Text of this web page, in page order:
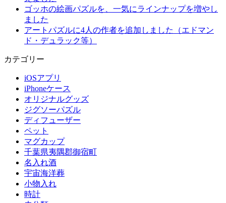
ゴッホの絵画パズルを、一気にラインナップを増やし
ました
アートパズルに4人の作者を追加しました（エドマン
ド・デュラック等）
カテゴリー
iOSアプリ
iPhoneケース
オリジナルグッズ
ジグソーパズル
ディフューザー
ペット
マグカップ
千葉県夷隅郡御宿町
名入れ酒
宇宙海洋葬
小物入れ
時計